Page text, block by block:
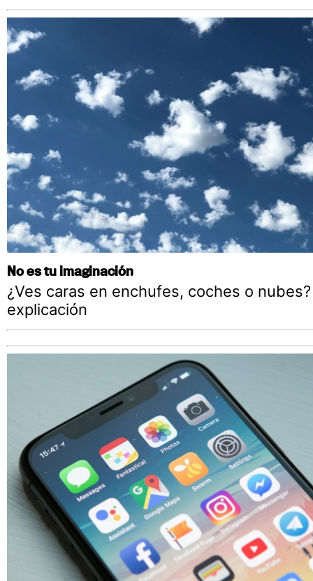
No es tu imaginación
¿Ves caras en enchufes, coches o
explicación